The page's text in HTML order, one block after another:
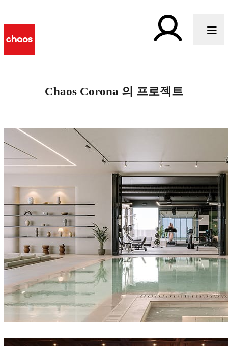
Chaos Corona 의 프로젝트